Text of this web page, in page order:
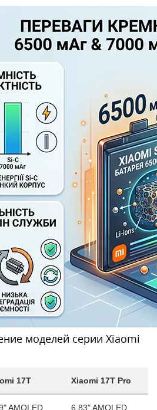
моделей серии Xiaomi
17T Xiaomi 17T Pro
AMOLED, 6.83" AMOLED,